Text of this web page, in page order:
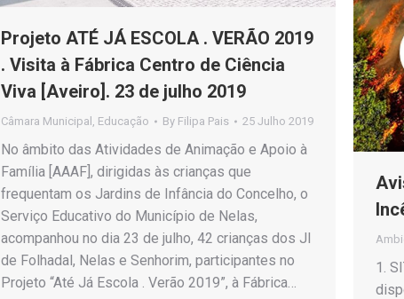
Projeto ATÉ JÁ ESCOLA . VERÃO 2019
. Visita à Fábrica Centro de Ciência
Viva [Aveiro]. 23 de julho 2019
Câmara Municipal Educação By Filipa Pais 25 Julho 2019
No âmbito das Atividades de Animação e Apoio à
Família [AAAF], dirigidas às crianças que
frequentam os Jardins de Infância do Concelho, o
Serviço Educativo do Município de Nelas,
acompanhou no dia 23 de julho, 42 crianças dos JI
de Folhadal, Nelas e Senhorim, participantes no
Projeto “Até Já Escola . Verão 2019”, à Fábrica…
1.